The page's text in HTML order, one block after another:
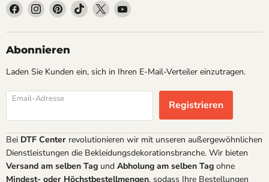
Finden
Sie
uns
auf
Finden
Sie
uns
auf
Finden
Sie
uns
auf
Finden
Sie
uns
Finden
Sie
uns
Finden
uns
Abonnieren
Laden Sie Kunden ein, sich in Ihren E-Mail-Verteiler einzutragen.
Email-Adresse Registrieren
Bei DTF Center revolutionieren wir mit unseren außergewöhnlichen
Dienstleistungen die Bekleidungsdekorationsbranche. Wir bieten
Versand am selben Tag und Abholung am selben Tag ohne
Mindest- oder Höchstbestellmengen, sodass Ihre Bestellungen